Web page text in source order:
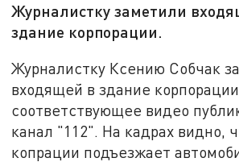
Журналистку заметили
здание корпорации.
Журналистку Ксению Собчак
входящей в здание
соответствующее видео
канал "112". На кадрах видно,
копрации подъезжает